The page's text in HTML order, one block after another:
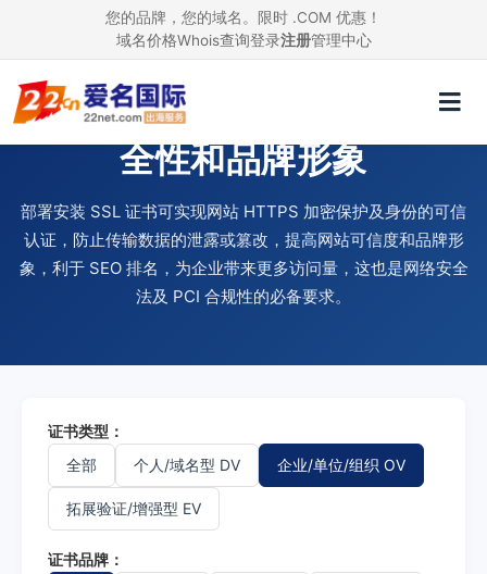
您的品牌，您的域名。限时 .COM 优惠！
域名价格Whois查询登录注册管理中心
使用 SSL 证书，提升网站安
全性和品牌形象
部署安装 SSL 证书可实现网站 HTTPS 加密保护及身份的可信
认证，防止传输数据的泄露或篡改，提高网站可信度和品牌形
象，利于 SEO 排名，为企业带来更多访问量，这也是网络安全
法及 PCI 合规性的必备要求。
证书类型：
全部
个人/域名型 DV 企业/单位/组织 OV
拓展验证/增强型 EV
证书品牌：